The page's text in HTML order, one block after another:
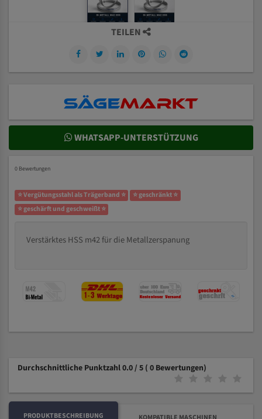
TEILEN
WHATSAPP-UNTERSTÜTZUNG
0 Bewertungen
⭐ Vergütungsstahl als Trägerband ⭐
⭐ geschränkt ⭐
⭐ geschärft und geschweißt ⭐
Verstärktes HSS m42 für die Metallzerspanung
Durchschnittliche Punktzahl 0.0 / 5 ( 0 Bewertungen)
PRODUKTBESCHREIBUNG